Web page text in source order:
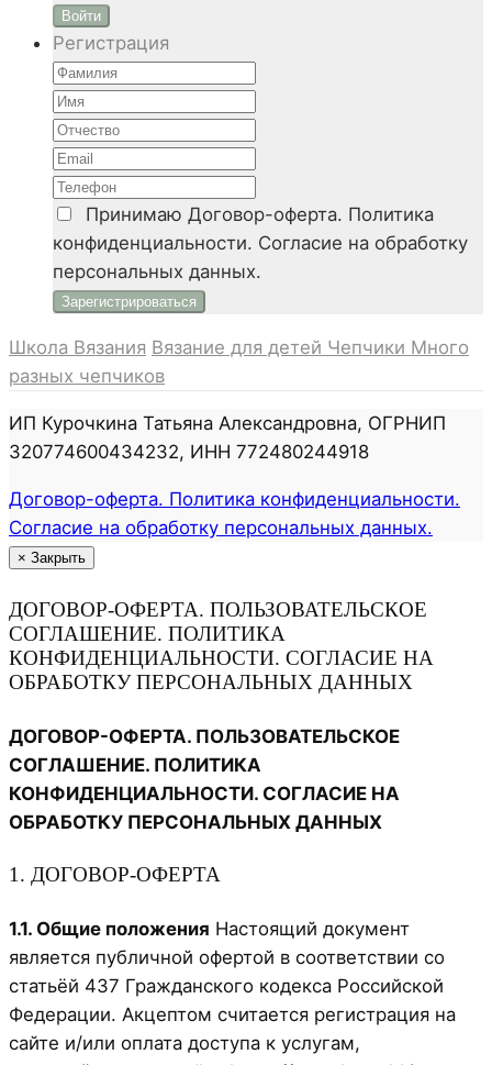
Войти
Регистрация
Принимаю Договор-оферта. Политика
конфиденциальности. Согласие на обработку
персональных данных.
Школа Вязания Вязание для детей Чепчики Много
разных чепчиков
ИП Курочкина Татьяна Александровна, ОГРНИП
320774600434232, ИНН 772480244918
Договор-оферта. Политика конфиденциальности.
Согласие на обработку персональных данных.
× Закрыть
ДОГОВОР-ОФЕРТА. ПОЛЬЗОВАТЕЛЬСКОЕ
СОГЛАШЕНИЕ. ПОЛИТИКА
КОНФИДЕНЦИАЛЬНОСТИ. СОГЛАСИЕ НА
ОБРАБОТКУ ПЕРСОНАЛЬНЫХ ДАННЫХ
ДОГОВОР-ОФЕРТА. ПОЛЬЗОВАТЕЛЬСКОЕ
СОГЛАШЕНИЕ. ПОЛИТИКА
КОНФИДЕНЦИАЛЬНОСТИ. СОГЛАСИЕ НА
ОБРАБОТКУ ПЕРСОНАЛЬНЫХ ДАННЫХ
1. ДОГОВОР-ОФЕРТА
1.1. Общие положения Настоящий документ
является публичной офертой в соответствии со
статьёй 437 Гражданского кодекса Российской
Федерации. Акцептом считается регистрация на
сайте и/или оплата доступа к услугам,